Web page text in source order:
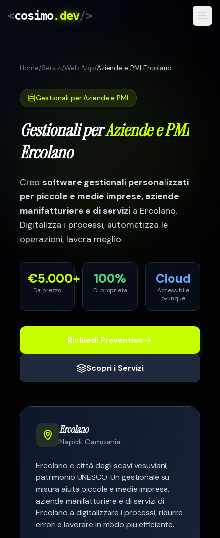
<cosimo.dev/>
Risultati
Come Lavoro
RO
Home/Servizi/Web App/Aziende e PMI Ercolano
Gestionali per Aziende e PMI
Gestionali perAziende e PMI
Ercolano
Creo software gestionali personalizzati
per piccole e medie imprese, aziende
manifatturiere e di servizi a Ercolano.
Digitalizza i processi, automatizza le
operazioni, lavora meglio.
€5.000+
Da prezzo
100%
Di proprieta
Cloud
Accessibile
ovunque
Richiedi Preventivo
Scopri i Servizi
Ercolano
Napoli, Campania
Ercolano e città degli scavi vesuviani,
patrimonio UNESCO. Un gestionale su
misura aiuta piccole e medie imprese,
aziende manifatturiere e di servizi di
Ercolano a digitalizzare i processi, ridurre
errori e lavorare in modo piu efficiente.